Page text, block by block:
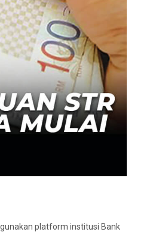
platform institusi Bank